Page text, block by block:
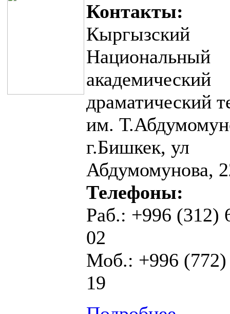
Контакты:
Кыргызский
Национальный
академический
драматический
им.
г.Бишкек, ул
Абдумомунова,
Телефоны:
Раб.: +996 (312)
02
Моб.: +996 (772)
19